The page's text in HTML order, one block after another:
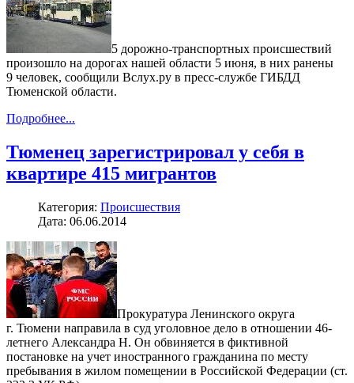
5 дорожно-транспортных происшествий
произошло на дорогах нашей области 5 июня, в них ранены
9 человек, сообщили Вслух.ру в пресс-службе ГИБДД
Тюменской области.
Подробнее...
Тюменец зарегистрировал у себя в
квартире 415 мигрантов
Категория: Происшествия
Дата: 06.06.2014
Прокуратура Ленинского округа
г. Тюмени направила в суд уголовное дело в отношении 46-
летнего Александра Н. Он обвиняется в фиктивной
постановке на учет иностранного гражданина по месту
пребывания в жилом помещении в Российской Федерации (ст.